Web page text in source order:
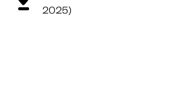
Mot de passe
2025)